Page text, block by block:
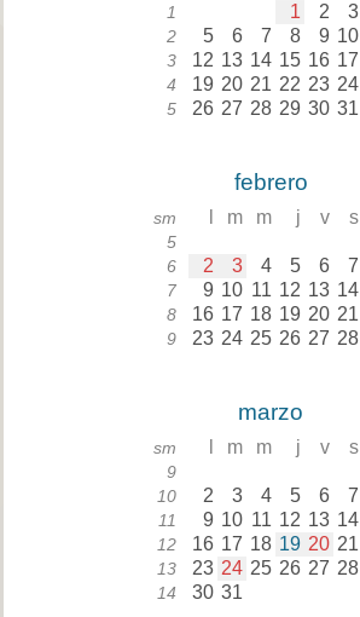
1 1 2 3
2 5 6 7 8 9 10
3 12 13 14 15 16 17
4 19 20 21 22 23 24
5 26 27 28 29 30 31
febrero
sm m m j v s
5
6 2 3 4 5 6 7
7 9 10 11 12 13 14
8 16 17 18 19 20 21
9 23 24 25 26 27 28
marzo
sm m m j v s
9
10 2 3 4 5 6 7
11 9 10 11 12 13 14
12 16 17 18 19 20 21
13 23 24 25 26 27 28
14 30 31